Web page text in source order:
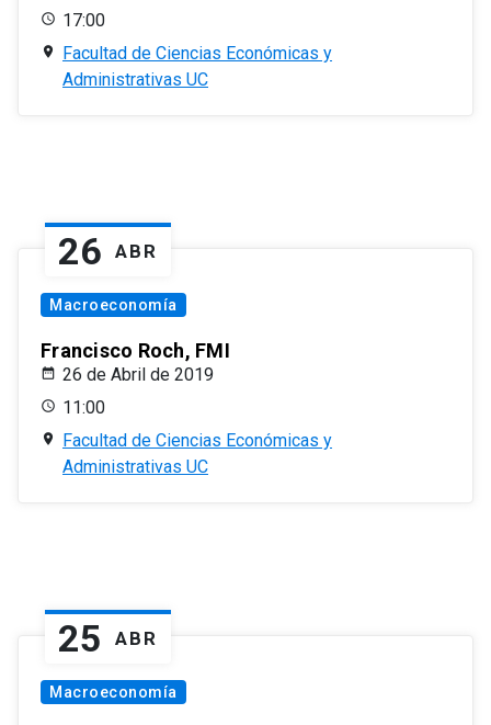
17:00
Facultad de Ciencias Económicas y
Administrativas UC
26 ABR
Macroeconomía
Francisco Roch, FMI
26 de Abril de 2019
11:00
Facultad de Ciencias Económicas y
Administrativas UC
25 ABR
Macroeconomía